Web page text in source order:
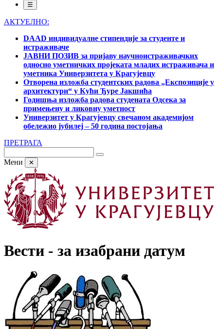
☰
АКТУЕЛНО:
DAAD индивидуалне стипендије за студенте и
истраживаче
ЈАВНИ ПОЗИВ за пријаву научноистраживачких
односно уметничких пројеката младих истраживача и
уметника Универзитета у Крагујевцу
Отворена изложба студентских радова „Експозиције у
архитектури“ у Кући Ђуре Јакшића
Годишња изложба радова студената Одсека за
примењену и ликовну уметност
Универзитет у Крагујевцу свечаном академијом
обележио јубилеј – 50 година постојања
ПРЕТРАГА
Мени ✕
Вести - за изабрани датум